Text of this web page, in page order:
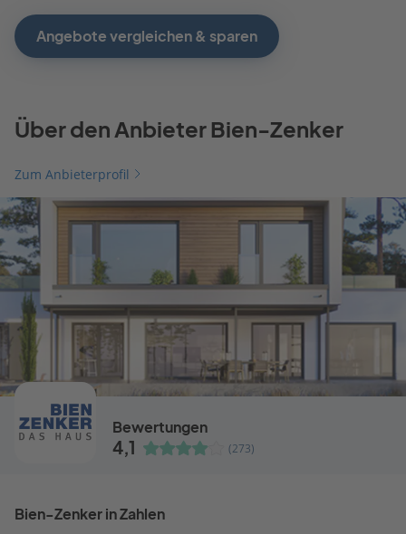
Angebote vergleichen & sparen
Über den Anbieter Bien-Zenker
Zum Anbieterprofil
Bewertungen
4,1 (273)
Bien-Zenker in Zahlen